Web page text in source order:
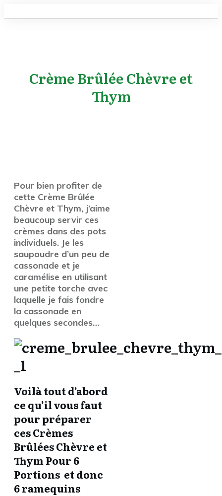
Crème Brûlée Chèvre et
Thym
Pour bien profiter de
cette Crème Brûlée
Chèvre et Thym, j’aime
beaucoup servir ces
crèmes dans des pots
individuels. Je les
saupoudre d’un peu de
cassonade et je
caramélise en utilisant
une petite torche avec
laquelle je fais fondre
la cassonade en
quelques secondes…
Voilà tout d’abord
ce qu’il vous faut
pour préparer
ces Crèmes
Brûlées Chèvre et
Thym Pour 6
Portions et donc
6 ramequins